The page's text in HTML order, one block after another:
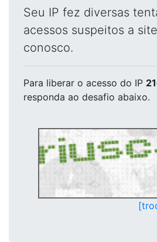
Seu IP fez diversas
acessos suspeitos a
conosco.
Para liberar o acesso do IP
responda ao desafio abaixo.